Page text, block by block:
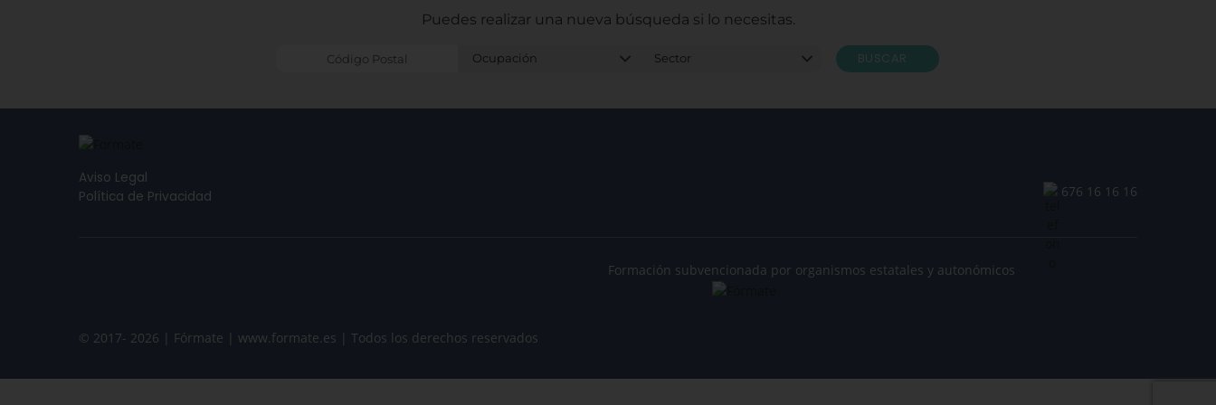
Puedes realizar una nueva búsqueda si lo necesitas.
BUSCAR
Aviso Legal
Política de Privacidad
676 16 16 16
© 2017- 2026 | Fórmate | www.formate.es | Todos los derechos reservados
Formación subvencionada por organismos estatales y autonómicos